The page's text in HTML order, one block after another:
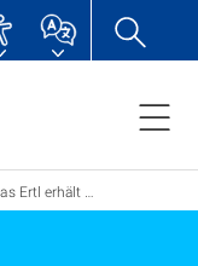
Auszeichnung der Visualisierungsforschung_pa